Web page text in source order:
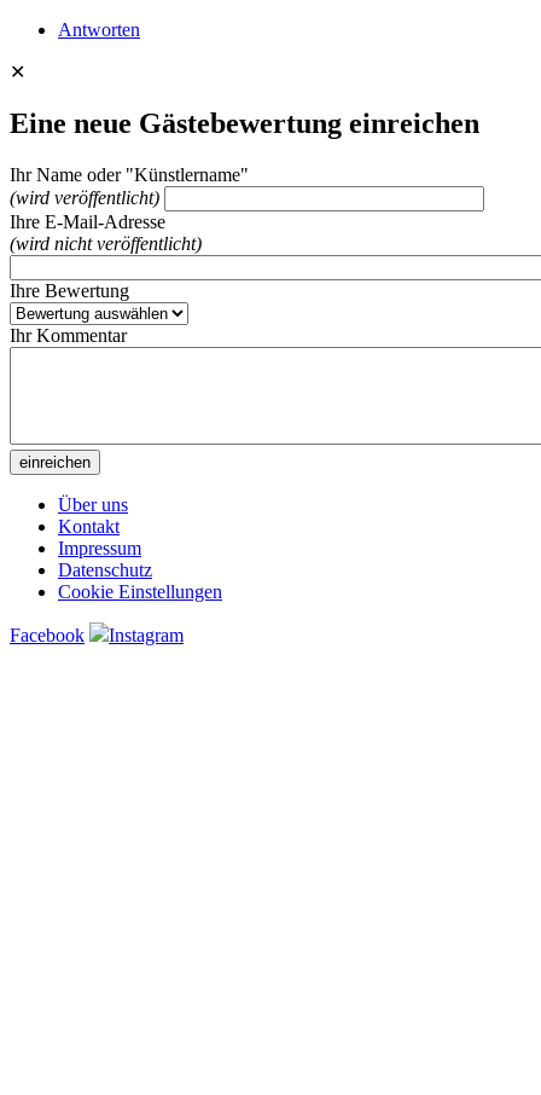
Antworten
✕
Eine neue Gästebewertung einreichen
Ihr Name oder "Künstlername"
(wird veröffentlicht)
Ihre E-Mail-Adresse
(wird nicht veröffentlicht)
Ihre Bewertung
Ihr Kommentar
Über uns
Kontakt
Impressum
Datenschutz
Cookie Einstellungen
Facebook Instagram